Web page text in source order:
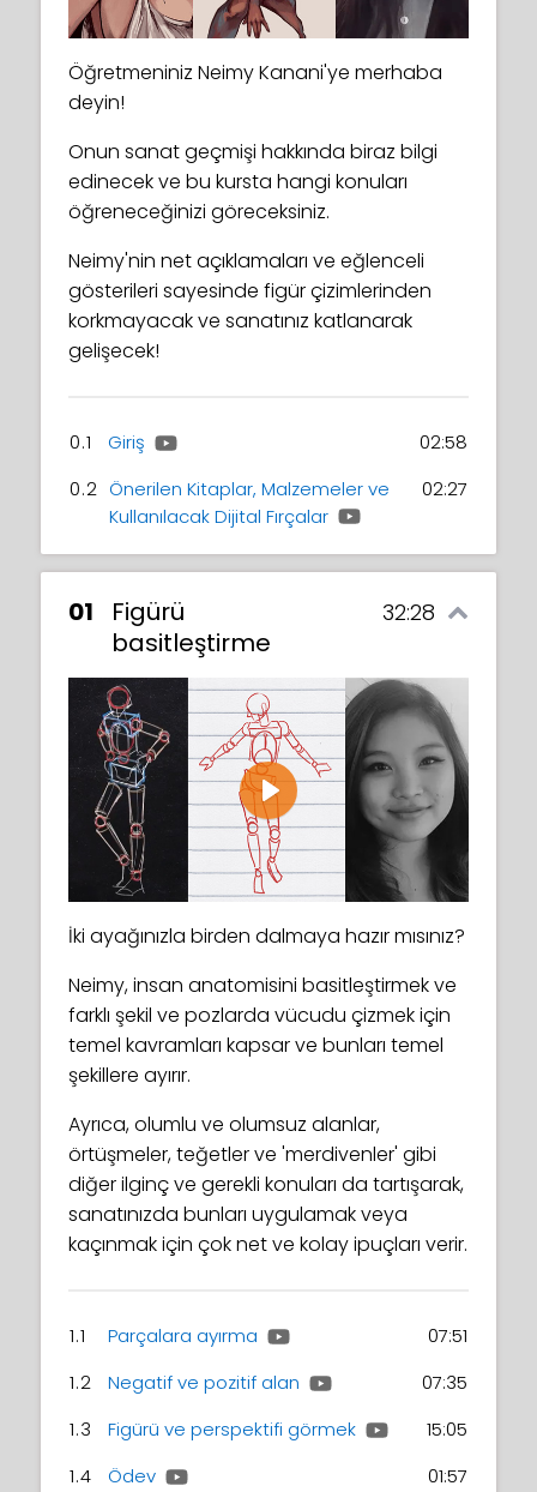
Öğretmeniniz Neimy Kanani'ye merhaba
deyin!
Onun sanat geçmişi hakkında biraz bilgi
edinecek ve bu kursta hangi konuları
öğreneceğinizi göreceksiniz.
Neimy'nin net açıklamaları ve eğlenceli
gösterileri sayesinde figür çizimlerinden
korkmayacak ve sanatınız katlanarak
gelişecek!
0.1 Giriş
02:58
0.2 Önerilen Kitaplar, Malzemeler ve
Kullanılacak Dijital Fırçalar
02:27
01
Figürü
basitleştirme
32:28
Play
İki ayağınızla birden dalmaya hazır mısınız?
Neimy, insan anatomisini basitleştirmek ve
farklı şekil ve pozlarda vücudu çizmek için
temel kavramları kapsar ve bunları temel
şekillere ayırır.
Ayrıca, olumlu ve olumsuz alanlar,
örtüşmeler, teğetler ve 'merdivenler' gibi
diğer ilginç ve gerekli konuları da tartışarak,
sanatınızda bunları uygulamak veya
kaçınmak için çok net ve kolay ipuçları verir.
1.1 Parçalara ayırma
07:51
1.2
Negatif ve pozitif alan
07:35
1.3
Figürü ve perspektifi görmek
15:05
1.4
Ödev 01:57